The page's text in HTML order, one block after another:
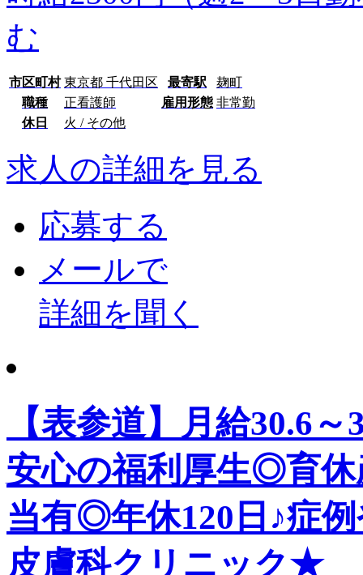
む
市区町村 東京都 千代田区 最寄駅
麹町
職種
正看護師 雇用形態 非常勤
休日
火 / その他
求人の詳細を見る
応募する
メールで
詳細を聞く
【表参道】月給30.6
安心の福利厚生◎育
当有◎年休120日♪症
皮膚科クリニック★